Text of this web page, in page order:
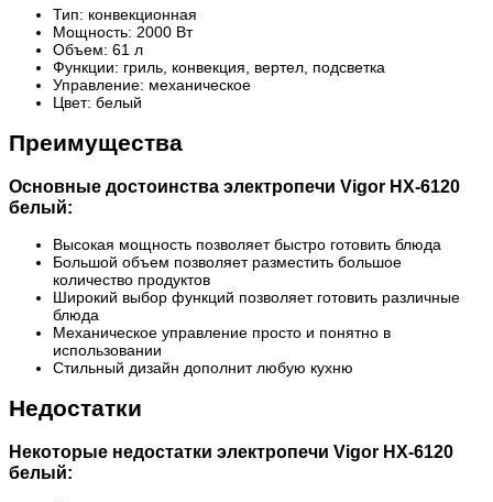
Тип: конвекционная
Мощность: 2000 Вт
Объем: 61 л
Функции: гриль, конвекция, вертел, подсветка
Управление: механическое
Цвет: белый
Преимущества
Основные достоинства электропечи Vigor HX-6120
белый:
Высокая мощность позволяет быстро готовить блюда
Большой объем позволяет разместить большое
количество продуктов
Широкий выбор функций позволяет готовить различные
блюда
Механическое управление просто и понятно в
использовании
Стильный дизайн дополнит любую кухню
Недостатки
Некоторые недостатки электропечи Vigor HX-6120
белый: